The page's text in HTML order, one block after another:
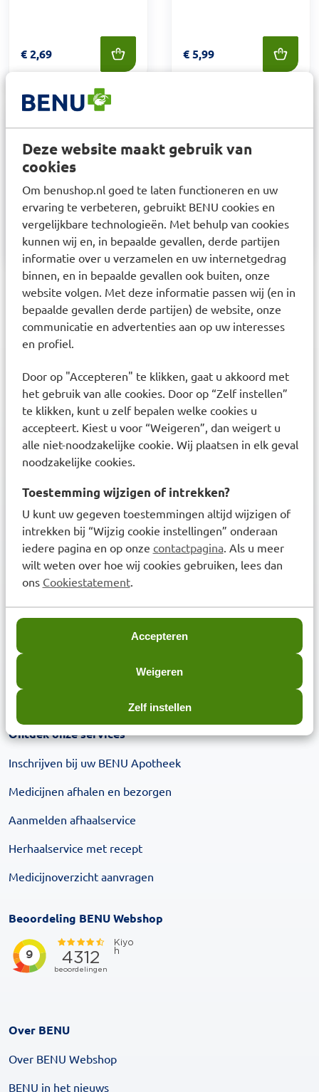
Deze website maakt gebruik van
cookies
Om benushop.nl goed te laten functioneren en uw
ervaring te verbeteren, gebruikt BENU cookies en
vergelijkbare technologieën. Met behulp van cookies
kunnen wij en, in bepaalde gevallen, derde partijen
informatie over u verzamelen en uw internetgedrag
binnen, en in bepaalde gevallen ook buiten, onze
website volgen. Met deze informatie passen wij (en in
bepaalde gevallen derde partijen) de website, onze
communicatie en advertenties aan op uw interesses
en profiel.
Door op "Accepteren" te klikken, gaat u akkoord met
het gebruik van alle cookies. Door op “Zelf instellen”
te klikken, kunt u zelf bepalen welke cookies u
accepteert. Kiest u voor “Weigeren”, dan weigert u
alle niet-noodzakelijke cookie. Wij plaatsen in elk geval
noodzakelijke cookies.
Toestemming wijzigen of intrekken?
U kunt uw gegeven toestemmingen altijd wijzigen of
intrekken bij “Wijzig cookie instellingen” onderaan
iedere pagina en op onze contactpagina. Als u meer
wilt weten over hoe wij cookies gebruiken, lees dan
ons Cookiestatement.
Accepteren
Weigeren
Zelf instellen
Prijs: € 2,69
€2,69 Prijs: € 5,99
€5,99
SANDOZ Loratadine
orodisp Tabletten
10mg
Prijs: € 10,59
€10,59
Sandoz Loperamide
HCl 2 mg Capsules 30
Prijs: € 3,95
€ 3,95
1
3,6miljoen klanten
Klanten waarderen ons met een8.6
Nieuwsbrief
Ontvang zorgadvies en onze laatste acties
Inschrijven
Ontdek onze services
Inschrijven bij uw BENU Apotheek
Medicijnen afhalen en bezorgen
Aanmelden afhaalservice
Herhaalservice met recept
Medicijnoverzicht aanvragen
Beoordeling BENU Webshop
Over BENU
Over BENU Webshop
BENU in het nieuws